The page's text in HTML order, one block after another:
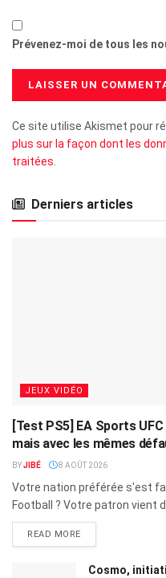
Prévenez-moi de tous les
Ce site utilise Akismet pour
plus sur la façon dont les
traitées
Derniers articles
JEUX VIDÉO
[Test PS5] EA Sports
mais avec les mêmes
BYJIBÉ 8 AOÛT 2026
Votre nation préférée s'est
Football ? Votre patron vient
READ MORE
Cosmo,